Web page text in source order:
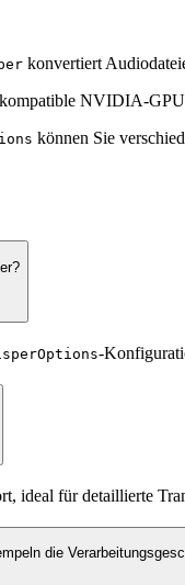
konvertiert
NVIDIA-
können Sie
-
ideal für detaillierte
die